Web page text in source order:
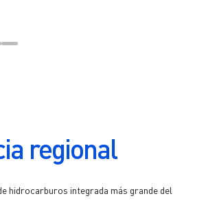
regional
hidrocarburos integrada más grande del